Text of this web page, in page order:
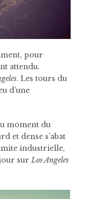
pour
attendu.
. Les tours du
d’une
moment du
et dense s’abat
industrielle,
surLos Angeles